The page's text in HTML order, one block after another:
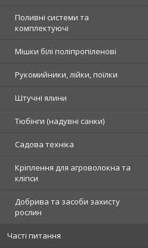
Поливні системи та
комплектуючі
Мішки білі поліпропіленові
Рукомийники, лійки, поїлки
Штучні ялини
Тюбінги (надувні санки)
Садова техніка
Кріплення для агроволокна та
кліпси
Добрива та засоби захисту
рослин
Часті питання